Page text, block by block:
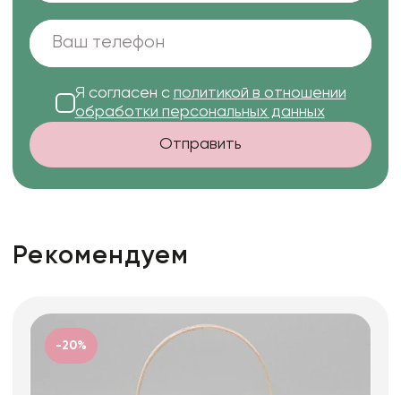
Я согласен с политикой в отношении
обработки персональных данных
Отправить
Рекомендуем
-20%